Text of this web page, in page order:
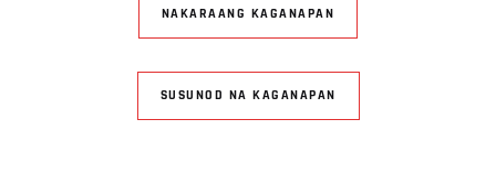
NAKARAANG KAGANAPAN
SUSUNOD NA KAGANAPAN